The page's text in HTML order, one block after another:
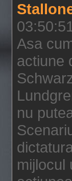
Asa
actiune
nu
mijlocul